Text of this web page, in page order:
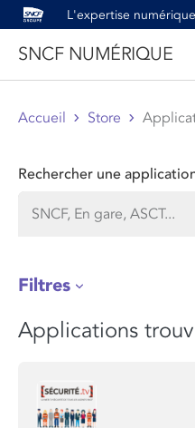
L'expertise
SNCF NUMÉRIQUE
Accueil Store
Rechercher une
Filtres
Applications